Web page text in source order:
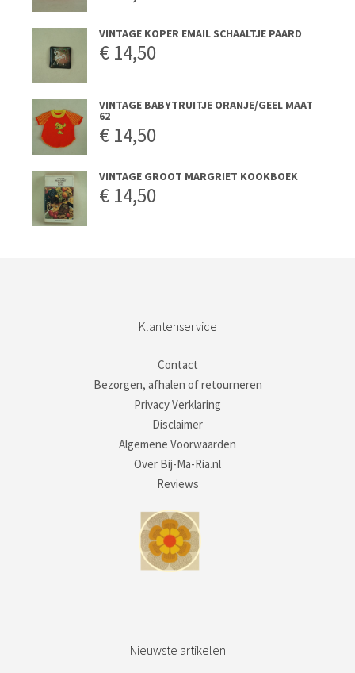
VINTAGE KOPER EMAIL SCHAALTJE PAARD
€ 14,50
VINTAGE BABYTRUITJE ORANJE/GEEL MAAT
62
€ 14,50
VINTAGE GROOT MARGRIET KOOKBOEK
€ 14,50
Klantenservice
Contact
Bezorgen, afhalen of retourneren
Privacy Verklaring
Disclaimer
Algemene Voorwaarden
Over Bij-Ma-Ria.nl
Reviews
Nieuwste artikelen